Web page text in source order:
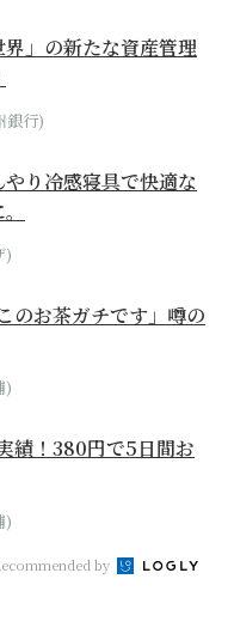
界」の新たな資産管理
銀行)
やり冷感寝具で快適な
)
のお茶ガチです」噂の
)
績！380円で5日間お
)
by